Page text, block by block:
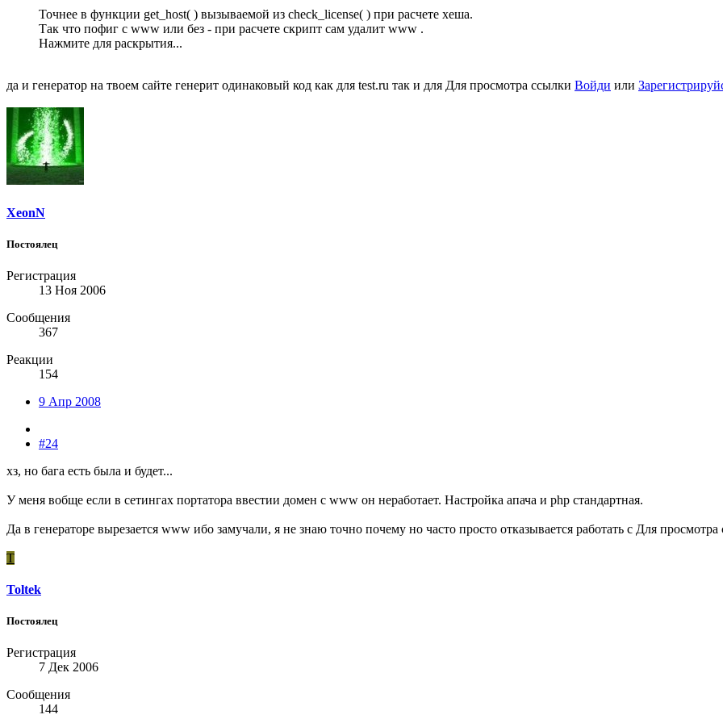
Точнее в функции get_host( ) вызываемой из check_license( ) при расчете хеша.
Так что пофиг с www или без - при расчете скрипт сам удалит www .
Нажмите для раскрытия...
да и генератор на твоем сайте генерит одинаковый код как для test.ru так и для Для просмотра ссылки Войди или
XeonN
Постоялец
Регистрация
13 Ноя 2006
Сообщения
367
Реакции
154
9 Апр 2008
#24
хз, но бага есть была и будет...
У меня вобще если в сетингах портатора ввестии домен с www он неработает. Настройка апача и php стандартная.
Да в генераторе вырезается www ибо замучали, я не знаю точно почему но часто просто отказывается работать с Для
T
Toltek
Постоялец
Регистрация
7 Дек 2006
Сообщения
144